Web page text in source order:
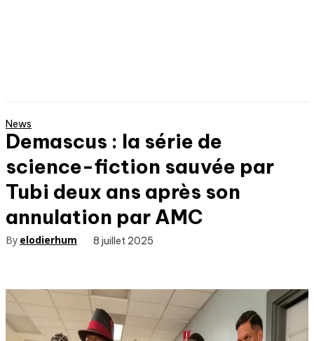
News
Demascus : la série de
science-fiction sauvée par
Tubi deux ans après son
annulation par AMC
By elodierhum 8 juillet 2025